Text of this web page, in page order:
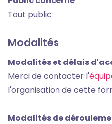
Tout public
Modalités
Modalités et délais
Merci de contacter l'
l'organisation de cette
Modalités de